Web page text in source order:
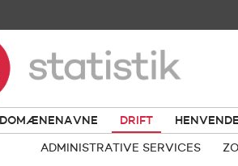
DOMÆNENAVNE DRIFT
ADMINISTRATIVE SERVICES